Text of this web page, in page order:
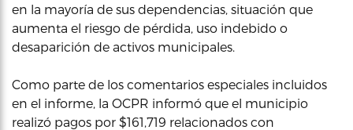
en la mayoría de sus dependencias, situación que
aumenta el riesgo de pérdida, uso indebido o
desaparición de activos municipales.
Como parte de los comentarios especiales incluidos
en el informe, la OCPR informó que el municipio
realizó pagos por $161,719 relacionados con